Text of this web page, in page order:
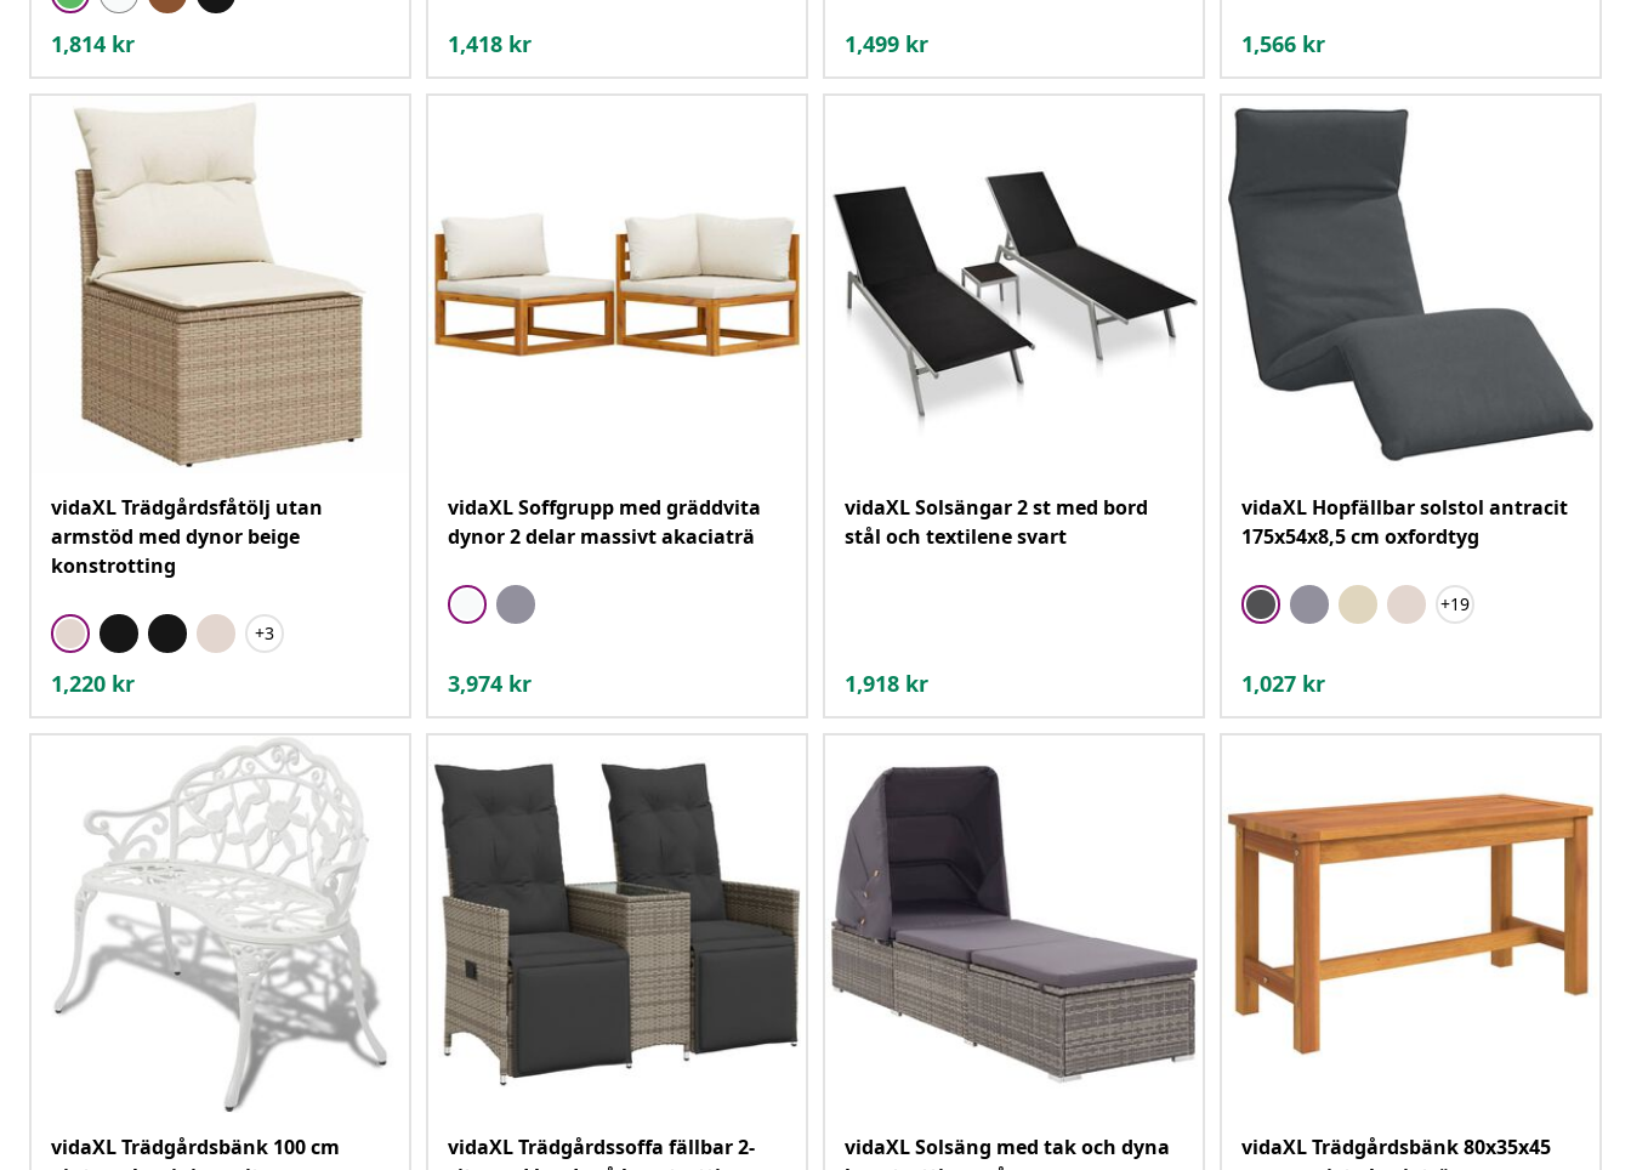
1,814 kr 1,418 kr 1,499 kr 1,566 kr
vidaXL Trädgårdsfåtölj utan
armstöd med dynor beige
konstrotting
+3
1,220 kr
vidaXL Soffgrupp med gräddvita
dynor 2 delar massivt akaciaträ
3,974 kr
vidaXL Solsängar 2 st med bord
stål och textilene svart
1,918 kr
vidaXL Hopfällbar solstol antracit
175x54x8,5 cm oxfordtyg
+19
1,027 kr
vidaXL Trädgårdsbänk 100 cm
vidaXL Trädgårdssoffa fällbar 2-
vidaXL Solsäng med tak och dyna
vidaXL Trädgårdsbänk 80x35x45